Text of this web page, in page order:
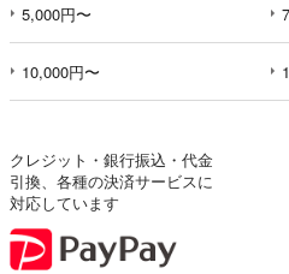
5,000円〜
10,000円〜
クレジット・銀行振込・代金
引換、各種の決済サービスに
対応しています